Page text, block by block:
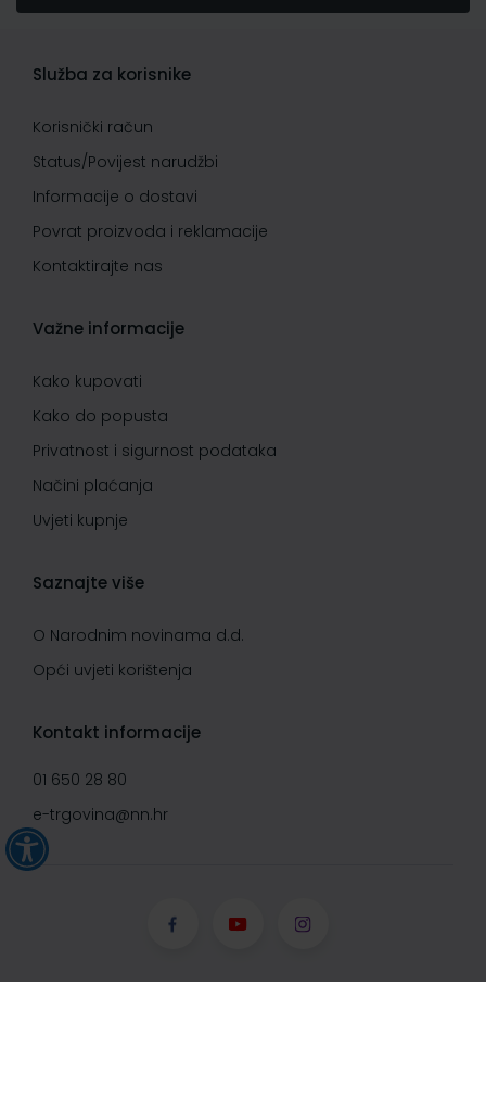
Služba za korisnike
Korisnički račun
Status/Povijest narudžbi
Informacije o dostavi
Povrat proizvoda i reklamacije
Kontaktirajte nas
Važne informacije
Kako kupovati
Kako do popusta
Privatnost i sigurnost podataka
Načini plaćanja
Uvjeti kupnje
Saznajte više
O Narodnim novinama d.d.
Opći uvjeti korištenja
Kontakt informacije
01 650 28 80
e-trgovina@nn.hr